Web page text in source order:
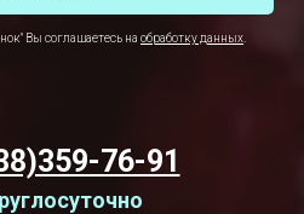
Вы соглашаетесь на обработку данных
76-91